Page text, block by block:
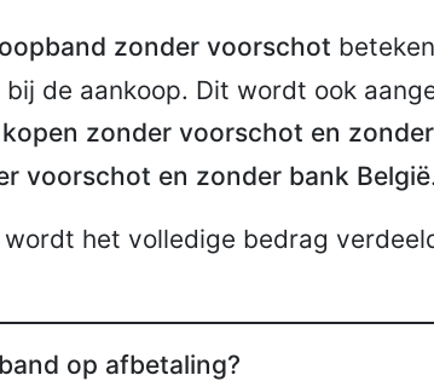
zonder voorschot
de aankoop. Dit wordt ook
zonder voorschot en
voorschot en zonder bank België.
het volledige bedrag
op afbetaling?